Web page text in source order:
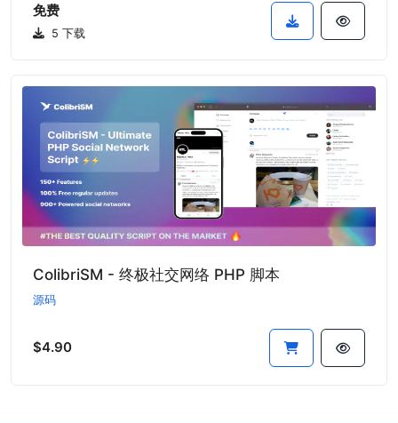
免费
5 下载
ColibriSM - 终极社交网络 PHP 脚本
源码
$4.90